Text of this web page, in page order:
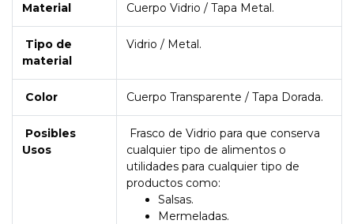
Material Cuerpo Vidrio / Tapa Metal.
Tipo de
material
Vidrio / Metal.
Color Cuerpo Transparente / Tapa Dorada.
Posibles
Usos
Frasco de Vidrio para que conserva
cualquier tipo de alimentos o
utilidades para cualquier tipo de
productos como:
Salsas.
Mermeladas.